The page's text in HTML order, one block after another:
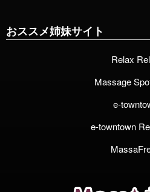
おススメ姉妹サイト
Relax
Massage
e-
e-towntown